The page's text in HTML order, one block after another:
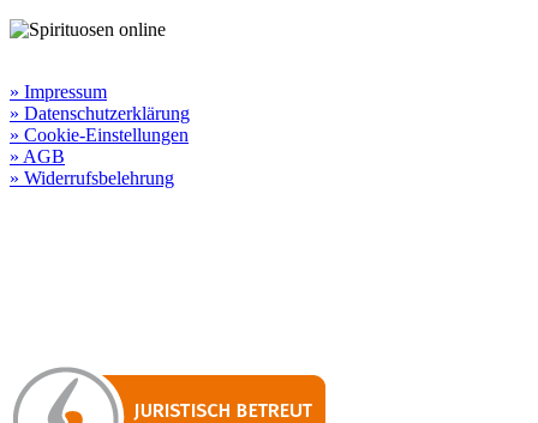
» Impressum
» Datenschutzerklärung
» Cookie-Einstellungen
» AGB
» Widerrufsbelehrung